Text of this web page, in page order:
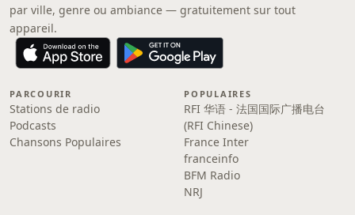
par ville, genre ou ambiance — gratuitement sur tout
appareil.
PARCOURIR
Stations de radio
Podcasts
Chansons Populaires
POPULAIRES
RFI 华语 - 法国国际广播电台
(RFI Chinese)
France Inter
franceinfo
BFM Radio
NRJ